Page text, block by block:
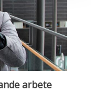
arbete